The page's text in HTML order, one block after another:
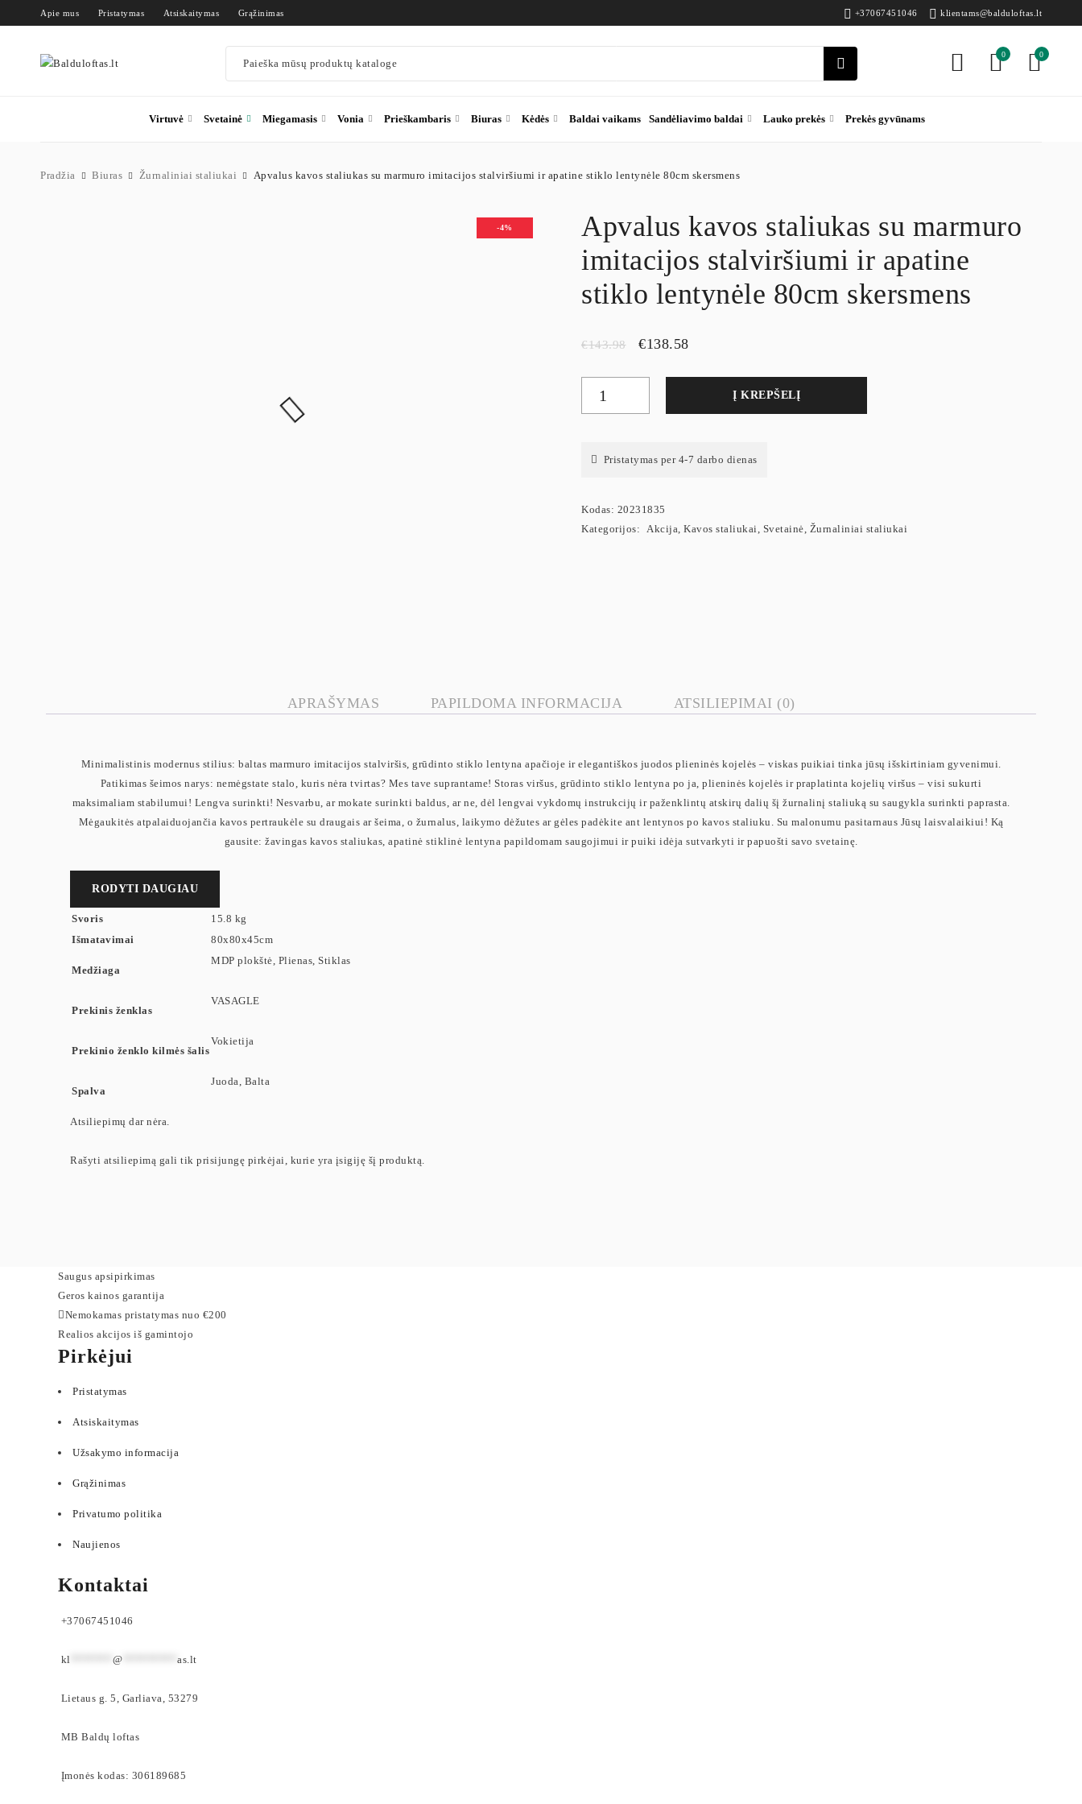
Apie mus Pristatymas Atsiskaitymas Grąžinimas +37067451046 klientams@balduloftas.lt
0
0
Virtuvė Svetainė Miegamasis Vonia Prieškambaris Biuras Kėdės Baldai vaikams Sandėliavimo baldai Lauko prekės Prekės gyvūnams
Pradžia Biuras Žurnaliniai staliukai Apvalus kavos staliukas su marmuro imitacijos stalviršiumi ir apatine stiklo lentynėle 80cm skersmens
-4%
Apvalus kavos staliukas su marmuro
imitacijos stalviršiumi ir apatine
stiklo lentynėle 80cm skersmens
€143.98 €138.58
Į KREPŠELĮ
Pristatymas per 4-7 darbo dienas
Kodas: 20231835
Kategorijos: Akcija, Kavos staliukai, Svetainė, Žurnaliniai staliukai
APRAŠYMAS PAPILDOMA INFORMACIJA ATSILIEPIMAI (0)
Minimalistinis modernus stilius: baltas marmuro imitacijos stalviršis, grūdinto stiklo lentyna apačioje ir elegantiškos juodos plieninės kojelės – viskas puikiai tinka jūsų išskirtiniam gyvenimui.
Patikimas šeimos narys: nemėgstate stalo, kuris nėra tvirtas? Mes tave suprantame! Storas viršus, grūdinto stiklo lentyna po ja, plieninės kojelės ir praplatinta kojelių viršus – visi sukurti
maksimaliam stabilumui! Lengva surinkti! Nesvarbu, ar mokate surinkti baldus, ar ne, dėl lengvai vykdomų instrukcijų ir paženklintų atskirų dalių šį žurnalinį staliuką su saugykla surinkti paprasta.
Mėgaukitės atpalaiduojančia kavos pertraukėle su draugais ar šeima, o žurnalus, laikymo dėžutes ar gėles padėkite ant lentynos po kavos staliuku. Su malonumu pasitarnaus Jūsų laisvalaikiui! Ką
gausite: žavingas kavos staliukas, apatinė stiklinė lentyna papildomam saugojimui ir puiki idėja sutvarkyti ir papuošti savo svetainę.
RODYTI DAUGIAU
Svoris
15.8 kg
Išmatavimai
80x80x45cm
Medžiaga
MDP plokštė, Plienas, Stiklas
Prekinis ženklas
VASAGLE
Prekinio ženklo kilmės šalis
Vokietija
Spalva
Juoda, Balta
Atsiliepimų dar nėra.
Rašyti atsiliepimą gali tik prisijungę pirkėjai, kurie yra įsigiję šį produktą.
Saugus apsipirkimas
Geros kainos garantija
Nemokamas pristatymas nuo €200
Realios akcijos iš gamintojo
Pirkėjui
Pristatymas
Atsiskaitymas
Užsakymo informacija
Grąžinimas
Privatumo politika
Naujienos
Kontaktai
+37067451046
kl @ as.lt
Lietaus g. 5, Garliava, 53279
MB Baldų loftas
Įmonės kodas: 306189685